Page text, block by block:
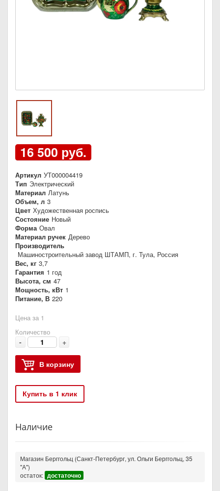
16 500 руб.
Артикул УТ000004419
Тип Электрический
Материал Латунь
Объем, л 3
Цвет Художественная роспись
Состояние Новый
Форма Овал
Материал ручек Дерево
Производитель
Машиностроительный завод ШТАМП, г. Тула, Россия
Вес, кг 3,7
Гарантия 1 год
Высота, см 47
Мощность, кВт 1
Питание, В 220
Цена за 1
Количество
- +
В корзину
Купить в 1 клик
Наличие
Магазин Берггольц (Санкт-Петербург, ул. Ольги Берггольц, 35
"А")
остаток: достаточно